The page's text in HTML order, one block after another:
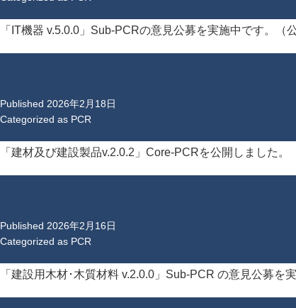
「IT機器 v.5.0.0」Sub-PCRの意見公募を実施中です。（
Published 2026年2月18日
Categorized as PCR
「建材及び建設製品v.2.0.2」Core-PCRを公開しました。
Published 2026年2月16日
Categorized as PCR
「建設用木材･木質材料 v.2.0.0」Sub-PCR の意見公募を